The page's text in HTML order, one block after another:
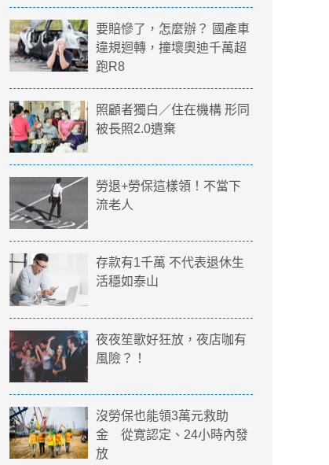
要賠慘了，怎麼辦？ 國產車
違規迴轉，撞壞奧迪千萬超
跑R8
照顧者獨白／住在機構 形同
被長照2.0遺棄
勞退+勞保這樣領！不當下
流老人
存款有1千萬 不代表退休生
活穩如泰山
夜夜笙歌好狂放，夜店咖有
風險？！
沒勞保也能領3萬元救助
金 從寛認定、24小時內發
放